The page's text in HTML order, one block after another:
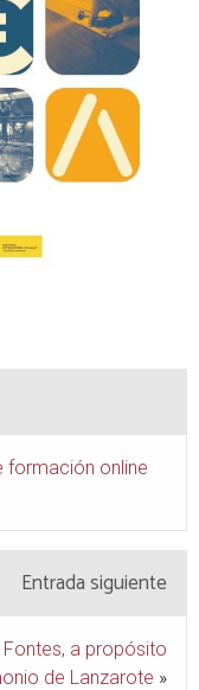
formación online
Entrada siguiente
Fontes, a propósito
de Lanzarote »